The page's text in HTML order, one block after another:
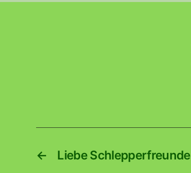
← Liebe Schlepperfreunde